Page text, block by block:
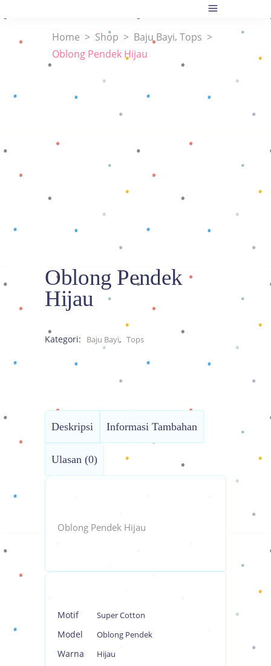
Home > Shop > Baju Bayi, Tops >
Oblong Pendek Hijau
Oblong Pendek
Hijau
Kategori: Baju Bayi, Tops
Deskripsi Informasi Tambahan
Ulasan (0)
Oblong Pendek Hijau
Motif Super Cotton
Model Oblong Pendek
Warna Hijau